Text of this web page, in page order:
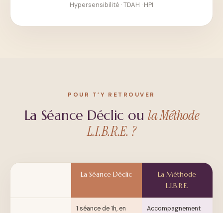
Hypersensibilité · TDAH · HPI
POUR T’Y RETROUVER
La Séance Déclic oula Méthode
L.I.B.R.E. ?
La Séance Déclic
La Méthode
L.I.B.R.E.
1 séance de 1h, en
Accompagnement